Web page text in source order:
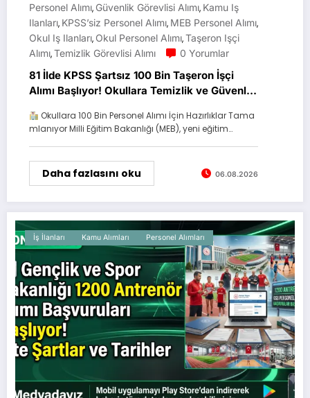
Personel Alımı, Güvenlik Görevlisi Alımı, Kamu Iş
Ilanları, KPSS’siz Personel Alımı, MEB Personel Alımı,
Okul Iş Ilanları, Okul Personel Alımı,Taşeron Işçi
Alımı,Temizlik Görevlisi Alımı 0 Yorumlar
81 İlde KPSS Şartsız 100 Bin Taşeron İşçi
Alımı Başlıyor! Okullara Temizlik ve Güvenlik
Okullara 100 Bin Personel Alımı İçin Hazırlıklar Tama
mlanıyor Milli Eğitim Bakanlığı (MEB), yeni eğitim…
Daha fazlasını oku 06.08.2026
İş İlanları Kamu Alımları Personel Alımları